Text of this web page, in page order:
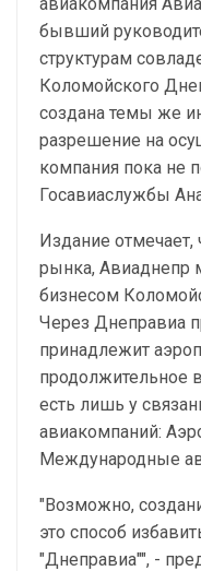
бывший
структурам
Коломойского
создана темы же
разрешение на
компания пока не
Госавиаслужбы
Издание отмечает,
рынка, Авиаднепр
бизнесом
Через Днеправиа
принадлежит
продолжительное
есть лишь у
авиакомпаний:
Международные
"Возможно,
это способ
"Днеправиа"", -